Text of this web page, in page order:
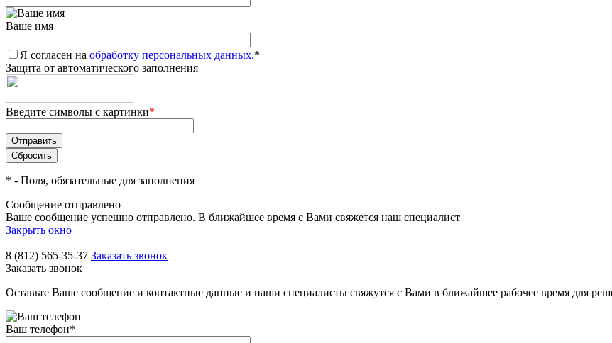
Ваше имя
Я согласен на обработку персональных данных.*
Защита от автоматического заполнения
Введите символы с картинки*
* - Поля, обязательные для заполнения
Сообщение отправлено
Ваше сообщение успешно отправлено. В ближайшее время с Вами свяжется наш специалист
Закрыть окно
8 (812) 565-35-37 Заказать звонок
Заказать звонок
Оставьте Ваше сообщение и контактные данные и наши специалисты свяжутся с Вами в ближайшее рабочее время для
Ваш телефон*